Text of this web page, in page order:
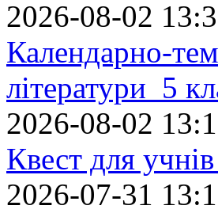
2026-08-02
Календарно-
літератури 5
2026-08-02
Квест для
2026-07-31